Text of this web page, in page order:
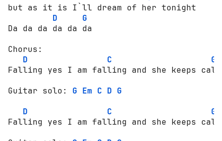
but as it is I`ll dream of her tonight
D
G
Da da da da da da
Chorus:
D
C
G
Falling yes I am falling and she keeps
Guitar solo: G Em C D G
D
C
G
Falling yes I am falling and she keeps